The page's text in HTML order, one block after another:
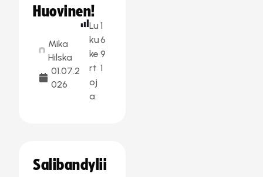
Huovinen!
Mika
Hilska
01.07.2
026
Lu
ku
ke
rt
oj
a:
1
6
9
1
Salibandylii